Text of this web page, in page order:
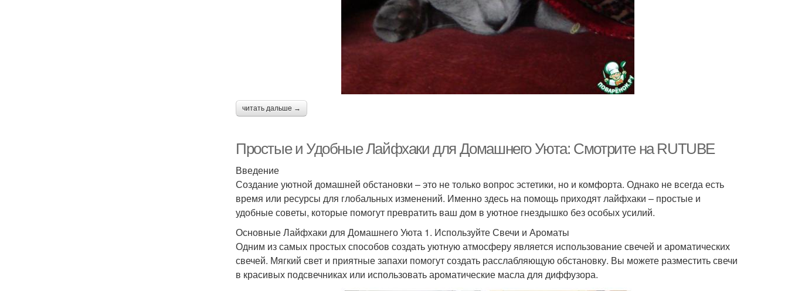
читать дальше →
Простые и Удобные Лайфхаки для Домашнего Уюта: Смотрите на RUTUBE
Введение
Создание уютной домашней обстановки – это не только вопрос эстетики, но и комфорта. Однако не всегда есть
время или ресурсы для глобальных изменений. Именно здесь на помощь приходят лайфхаки – простые и
удобные советы, которые помогут превратить ваш дом в уютное гнездышко без особых усилий.
Основные Лайфхаки для Домашнего Уюта 1. Используйте Свечи и Ароматы
Одним из самых простых способов создать уютную атмосферу является использование свечей и ароматических
свечей. Мягкий свет и приятные запахи помогут создать расслабляющую обстановку. Вы можете разместить свечи
в красивых подсвечниках или использовать ароматические масла для диффузора.